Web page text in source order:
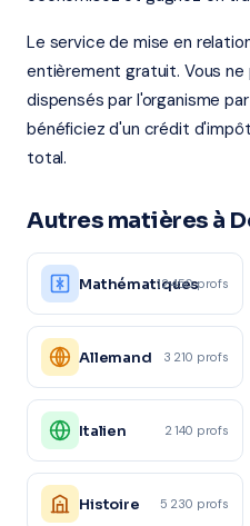
Le service de mise en
entièrement gratuit. Vous ne
dispensés par l'organisme
bénéficiez d'un crédit
total.
Autres matières à
Mathématiques
12 450 profs
Allemand 3 210 profs
Italien 2 140 profs
Histoire 5 230 profs